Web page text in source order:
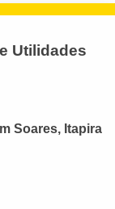
Utilidades
Soares, Itapira